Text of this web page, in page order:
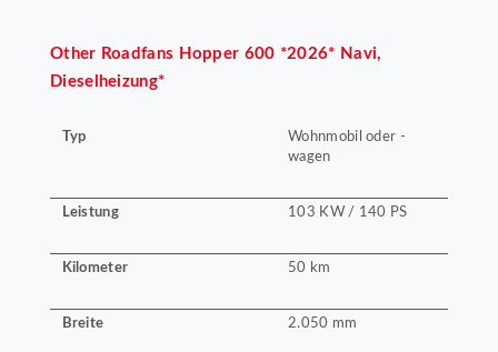
Other Roadfans Hopper 600 *2026* Navi,
Dieselheizung*
Typ
Wohnmobil oder -
wagen
Leistung 103 KW / 140 PS
Kilometer 50 km
Breite 2.050 mm